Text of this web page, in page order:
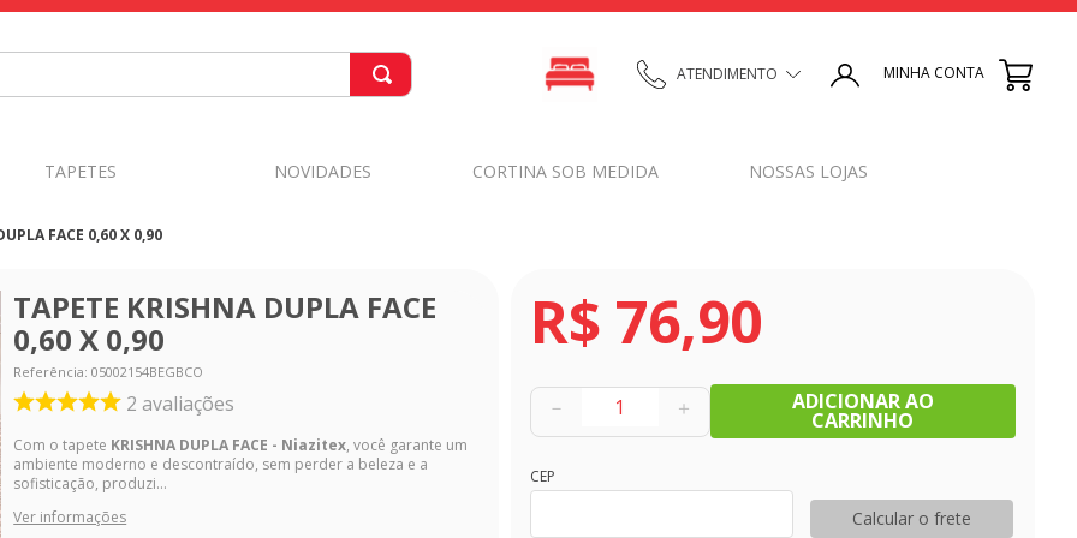
ATENDIMENTO MINHA CONTA
TAPETES NOVIDADES CORTINA SOB MEDIDA NOSSAS LOJAS
FACE 0,60 X 0,90
TAPETE KRISHNA DUPLA FACE
0,60 X 0,90
Referência:05002154BEGBCO
2 avaliações
Com o tapete KRISHNA DUPLA FACE - Niazitex, você garante um
ambiente moderno e descontraído, sem perder a beleza e a
sofisticação, produzi...
Ver informações
R$ 76,90
＋
－ ADICIONAR AO
CARRINHO
CEP
Calcular o frete